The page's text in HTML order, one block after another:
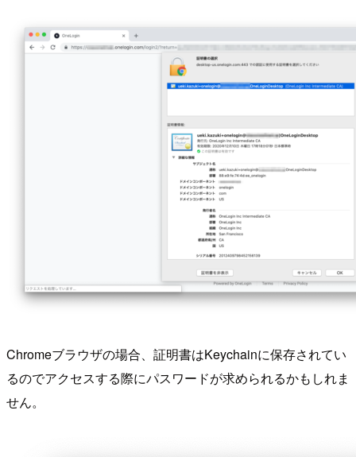
Chromeブラウザの場合、証明書はKeychainに保存されてい
るのでアクセスする際にパスワードが求められるかもしれま
せん。